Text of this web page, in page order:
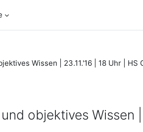
Wissen | 23.11.'16 | 18 Uhr | HS
objektives Wissen |